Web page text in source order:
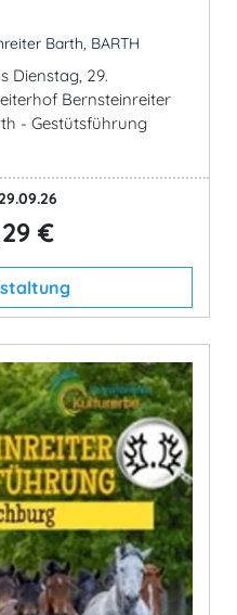
Barth, BARTH
Dienstag, 29.
Bernsteinreiter
- Gestütsführung
€